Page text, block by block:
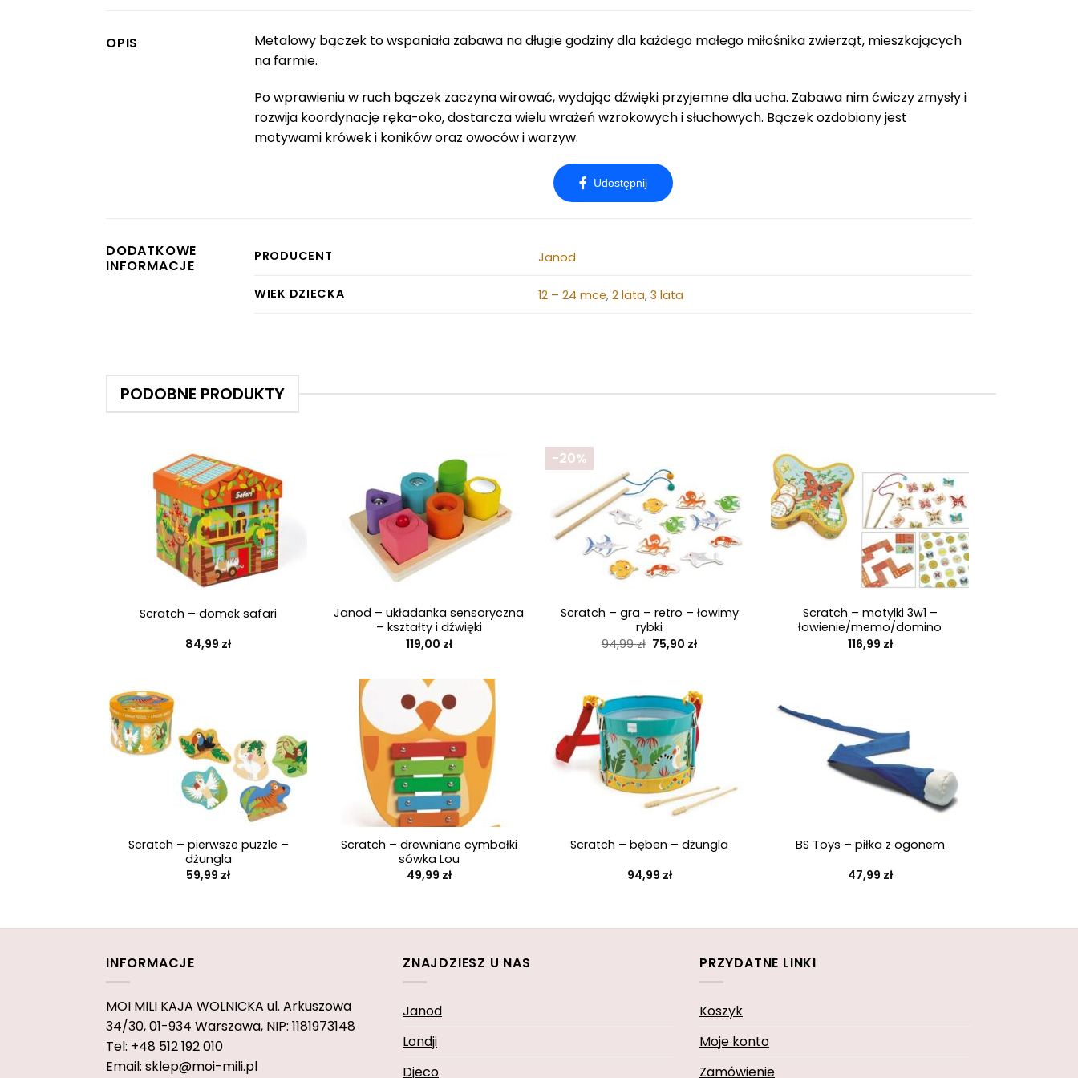
0
z
ł
z
OPIS
Metalowy bączek to wspaniała zabawa na długie godziny dla każdego małego miłośnika zwierząt, mieszkających
na farmie.
Po wprawieniu w ruch bączek zaczyna wirować, wydając dźwięki przyjemne dla ucha. Zabawa nim ćwiczy zmysły i
rozwija koordynację ręka-oko, dostarcza wielu wrażeń wzrokowych i słuchowych. Bączek ozdobiony jest
motywami krówek i koników oraz owoców i warzyw.
DODATKOWE
INFORMACJE
PRODUCENT Janod
WIEK DZIECKA 12 – 24 mce,2 lata,3 lata
Scratch – domek safari
84,99 zł
Janod – układanka sensoryczna
– kształty i dźwięki
119,00 zł
-20%
Scratch – gra – retro – łowimy
rybki
94,99zł Pierwotna
cena
75,90 złAktualna
Scratch – motylki 3w1 –
łowienie/memo/domino
116,99 zł
Scratch – pierwsze puzzle –
dżungla
59,99 zł
Scratch – drewniane cymbałki
sówka Lou
49,99 zł
Scratch – bęben – dżungla
94,99 zł
BS Toys – piłka z ogonem
47,99 zł
PODOBNE PRODUKTY
INFORMACJE
MOI MILI KAJA WOLNICKA ul. Arkuszowa
34/30,01-934 Warszawa, NIP: 1181973148
Tel: +48 512 192 010
Email: sklep@moi-mili.pl
ZNAJDZIESZ U NAS
Janod
Londji
Djeco
PRZYDATNE LINKI
Koszyk
Moje konto
Zamówienie